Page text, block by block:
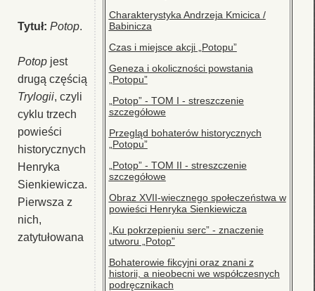
Charakterystyka Andrzeja Kmicica /
Babinicza
Czas i miejsce akcji „Potopu”
Geneza i okoliczności powstania
„Potopu”
„Potop” - TOM I - streszczenie
szczegółowe
Przegląd bohaterów historycznych
„Potopu”
„Potop” - TOM II - streszczenie
szczegółowe
Obraz XVII-wiecznego społeczeństwa w
powieści Henryka Sienkiewicza
„Ku pokrzepieniu serc” - znaczenie
utworu „Potop”
Bohaterowie fikcyjni oraz znani z
historii, a nieobecni we współczesnych
podręcznikach
Tytuł: Potop.
Potop jest
drugą częścią
Trylogii, czyli
cyklu trzech
powieści
historycznych
Henryka
Sienkiewicza.
Pierwsza z
nich,
zatytułowana